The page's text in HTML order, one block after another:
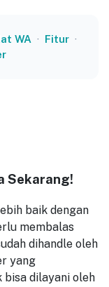
WA · Fitur ·
Sekarang!
baik dengan
membalas
dihandle oleh
yang
bisa dilayani oleh